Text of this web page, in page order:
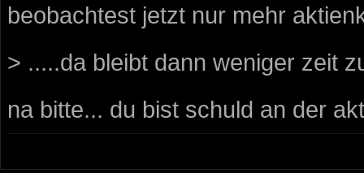
beobachtest jetzt nur mehr
> .....da bleibt dann weniger zeit
na bitte... du bist schuld an der